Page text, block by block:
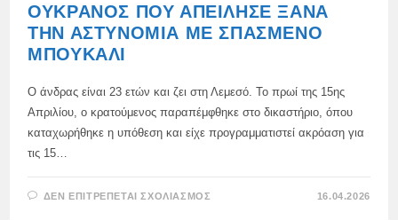
ΟΥΚΡΑΝΌΣ ΠΟΥ ΑΠΕΊΛΗΣΕ ΞΑΝΆ
ΤΗΝ ΑΣΤΥΝΟΜΊΑ ΜΕ ΣΠΑΣΜΈΝΟ
ΜΠΟΥΚΆΛΙ
Ο άνδρας είναι 23 ετών και ζει στη Λεμεσό. Το πρωί της 15ης
Απριλίου, ο κρατούμενος παραπέμφθηκε στο δικαστήριο, όπου
καταχωρήθηκε η υπόθεση και είχε προγραμματιστεί ακρόαση για
τις 15…
ΔΕΝ ΕΠΙΤΡΈΠΕΤΑΙ ΣΧΟΛΙΑΣΜΌΣ 16.04.2026